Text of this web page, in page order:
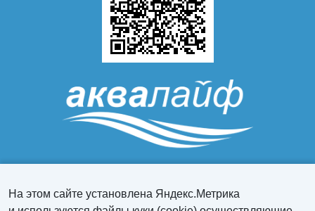
Персональный раздел
На этом сайте установлена Яндекс.Метрика